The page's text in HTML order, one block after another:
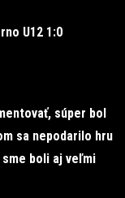
U12 1:0
súper bol
sa nepodarilo hru
boli aj veľmi